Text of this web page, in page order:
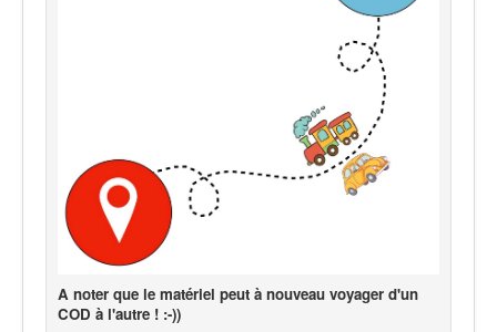
A noter que le matériel peut à nouveau voyager d'un
COD à l'autre ! :-))